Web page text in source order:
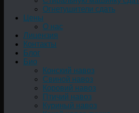
Огнетушители сдать
Цены
О нас
Лицензия
Контакты
Блог
Био
Конский навоз
Свиной навоз
Коровий навоз
Птичий навоз
Куриный навоз